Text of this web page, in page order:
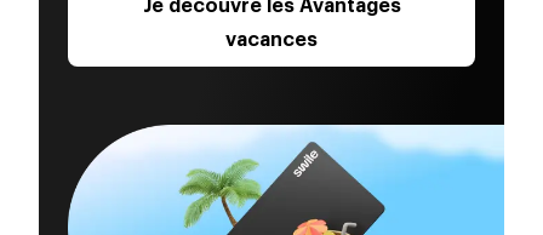
montants différents par bénéficiaire.
un lot de cartes sans renseigner les bénéficiaires
concernés.
Choix d'un montant unique par événement et
possibilité de cumuler plusieurs évènements
Je découvre les Avantages
vacances